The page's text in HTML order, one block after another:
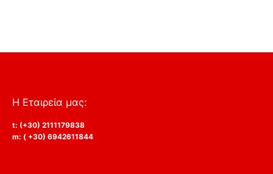
Η Εταιρεία μας:
t: (+30) 2111179838
m: ( +30) 6942611844